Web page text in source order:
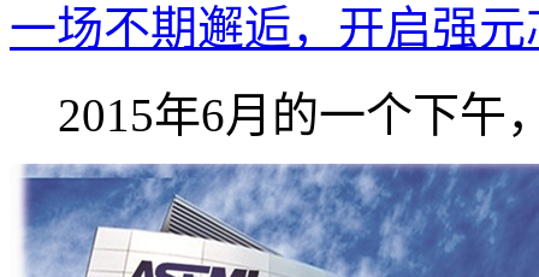
一场不期邂逅，开启强
2015年6月的一个下午